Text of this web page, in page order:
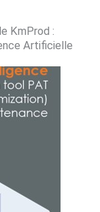
KmProd :
Artificielle